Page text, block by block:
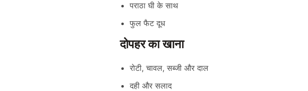
पराठा घी के साथ
फुल फैट दूध
दोपहर का खाना
रोटी, चावल, सब्जी और दाल
दही और सलाद